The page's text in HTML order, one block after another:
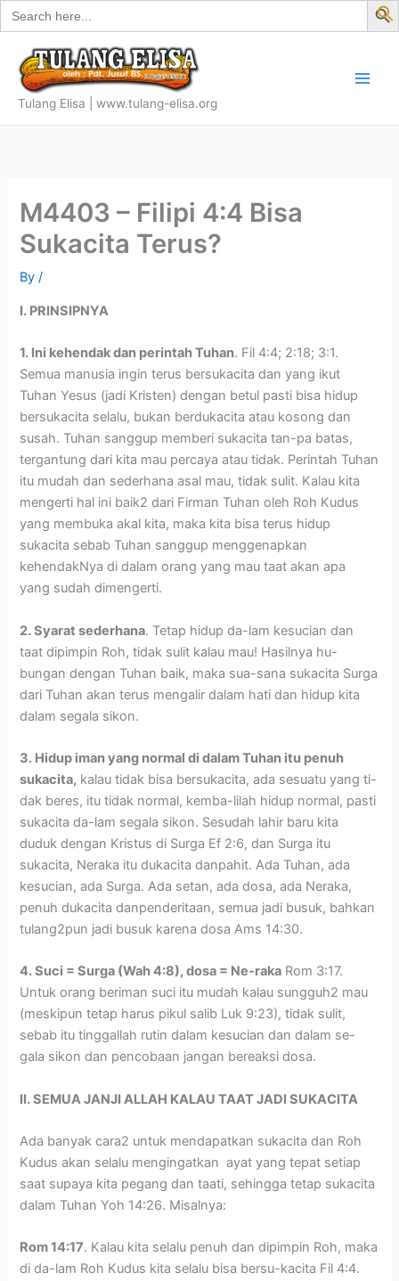
Search
for:
Skip
to
content
Tulang Elisa | www.tulang-elisa.org
M4403 – Filipi 4:4 Bisa
Sukacita Terus?
By/
I. PRINSIPNYA
1. Ini kehendak dan perintah Tuhan. Fil 4:4; 2:18; 3:1.
Semua manusia ingin terus bersukacita dan yang ikut
Tuhan Yesus (jadi Kristen) dengan betul pasti bisa hidup
bersukacita selalu, bukan berdukacita atau kosong dan
susah. Tuhan sanggup memberi sukacita tan-pa batas,
tergantung dari kita mau percaya atau tidak. Perintah Tuhan
itu mudah dan sederhana asal mau, tidak sulit. Kalau kita
mengerti hal ini baik2 dari Firman Tuhan oleh Roh Kudus
yang membuka akal kita, maka kita bisa terus hidup
sukacita sebab Tuhan sanggup menggenapkan
kehendakNya di dalam orang yang mau taat akan apa
yang sudah dimengerti.
2. Syarat sederhana. Tetap hidup da-lam kesucian dan
taat dipimpin Roh, tidak sulit kalau mau! Hasilnya hu-
bungan dengan Tuhan baik, maka sua-sana sukacita Surga
dari Tuhan akan terus mengalir dalam hati dan hidup kita
dalam segala sikon.
3. Hidup iman yang normal di dalam Tuhan itu penuh
sukacita, kalau tidak bisa bersukacita, ada sesuatu yang ti-
dak beres, itu tidak normal, kemba-lilah hidup normal, pasti
sukacita da-lam segala sikon. Sesudah lahir baru kita
duduk dengan Kristus di Surga Ef 2:6, dan Surga itu
sukacita, Neraka itu dukacita danpahit. Ada Tuhan, ada
kesucian, ada Surga. Ada setan, ada dosa, ada Neraka,
penuh dukacita danpenderitaan, semua jadi busuk, bahkan
tulang2pun jadi busuk karena dosa Ams 14:30.
4. Suci = Surga (Wah 4:8), dosa = Ne-raka Rom 3:17.
Untuk orang beriman suci itu mudah kalau sungguh2 mau
(meskipun tetap harus pikul salib Luk 9:23), tidak sulit,
sebab itu tinggallah rutin dalam kesucian dan dalam se-
gala sikon dan pencobaan jangan bereaksi dosa.
II. SEMUA JANJI ALLAH KALAU TAAT JADI SUKACITA
Ada banyak cara2 untuk mendapatkan sukacita dan Roh
Kudus akan selalu mengingatkan ayat yang tepat setiap
saat supaya kita pegang dan taati, sehingga tetap sukacita
dalam Tuhan Yoh 14:26. Misalnya:
Rom 14:17. Kalau kita selalu penuh dan dipimpin Roh, maka
di da-lam Roh Kudus kita selalu bisa bersu-kacita Fil 4:4.